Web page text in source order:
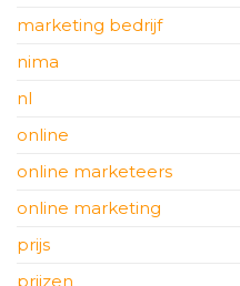
marketing bedrijf
nima
nl
online
online marketeers
online marketing
prijs
prijzen